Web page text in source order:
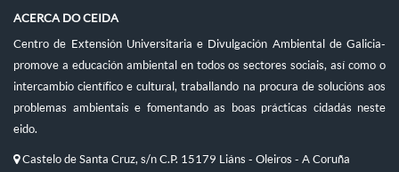
ACERCA DO CEIDA
Centro de Extensión Universitaria e Divulgación Ambiental de Galicia-
promove a educación ambiental en todos os sectores sociais, así como o
intercambio científico e cultural, traballando na procura de solucións aos
problemas ambientais e fomentando as boas prácticas cidadás neste
eido.
Castelo de Santa Cruz, s/n C.P. 15179 Liáns - Oleiros - A Coruña